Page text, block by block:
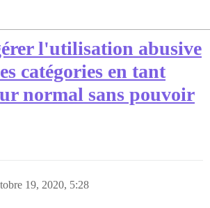
l'utilisation abusive
catégories en tant
normal sans pouvoir
19, 2020, 5:28